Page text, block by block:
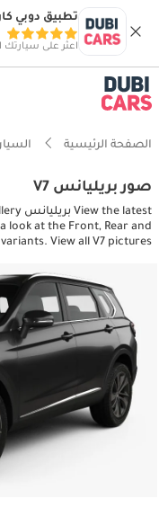
تطبيق دوبي
اعثر على سيارتك
الصفحة الرئيسية
صور بريليانس V7
look at the Front, Rear and
View all V7 pictures.